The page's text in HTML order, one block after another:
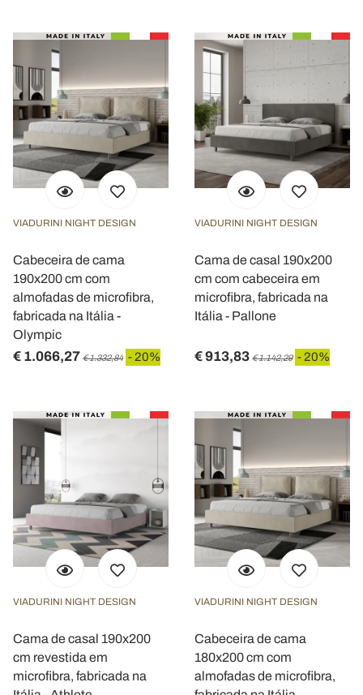
VIADURINI NIGHT DESIGN
Cabeceira de cama
190x200 cm com
almofadas de microfibra,
fabricada na Itália -
Olympic
€ 1.066,27 € 1.332,84 - 20%
VIADURINI NIGHT DESIGN
Cama de casal 190x200
cm com cabeceira em
microfibra, fabricada na
Itália - Pallone
€ 913,83 € 1.142,29 - 20%
VIADURINI NIGHT DESIGN
Cama de casal 190x200
cm revestida em
microfibra, fabricada na
VIADURINI NIGHT DESIGN
Cabeceira de cama
180x200 cm com
almofadas de microfibra,